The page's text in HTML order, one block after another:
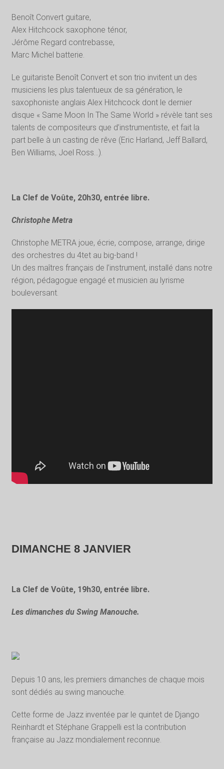
Benoît Convert guitare,
Alex Hitchcock saxophone ténor,
Jérôme Regard contrebasse,
Marc Michel batterie.
Le guitariste Benoît Convert et son trio invitent un des
musiciens les plus talentueux de sa génération, le
saxophoniste anglais Alex Hitchcock dont le dernier
disque « Same Moon In The Same World » révèle tant ses
talents de compositeurs que d’instrumentiste, et fait la
part belle à un casting de rêve (Eric Harland, Jeff Ballard,
Ben Williams, Joel Ross…).
La Clef de Voûte, 20h30, entrée libre.
Christophe Metra
Christophe METRA joue, écrie, compose, arrange, dirige
des orchestres du 4tet au big-band !
Un des maîtres français de l’instrument, installé dans notre
région, pédagogue engagé et musicien au lyrisme
bouleversant.
DIMANCHE 8 JANVIER
La Clef de Voûte, 19h30, entrée libre.
Les dimanches du Swing Manouche.
Depuis 10 ans, les premiers dimanches de chaque mois
sont dédiés au swing manouche.
Cette forme de Jazz inventée par le quintet de Django
Reinhardt et Stéphane Grappelli est la contribution
française au Jazz mondialement reconnue.